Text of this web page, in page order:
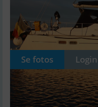
Se fotos Login